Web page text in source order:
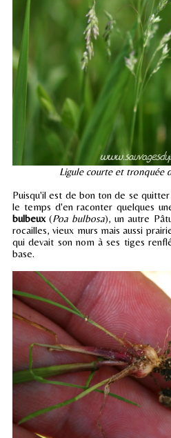
Ligule courte et tronquée
Puisqu'il est de bon ton de se
le temps d'en raconter quelques
bulbeux(Poa bulbosa), un autre
rocailles, vieux murs mais aussi
qui devait son nom à ses tiges
base.